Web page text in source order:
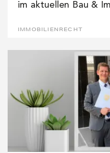
im aktuellen Bau &
IMMOBILIENRECHT